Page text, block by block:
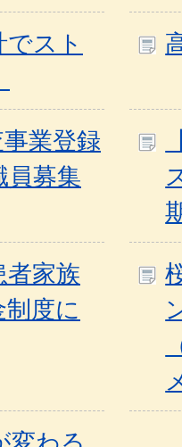
スト
業登録
員募集
家族
度に